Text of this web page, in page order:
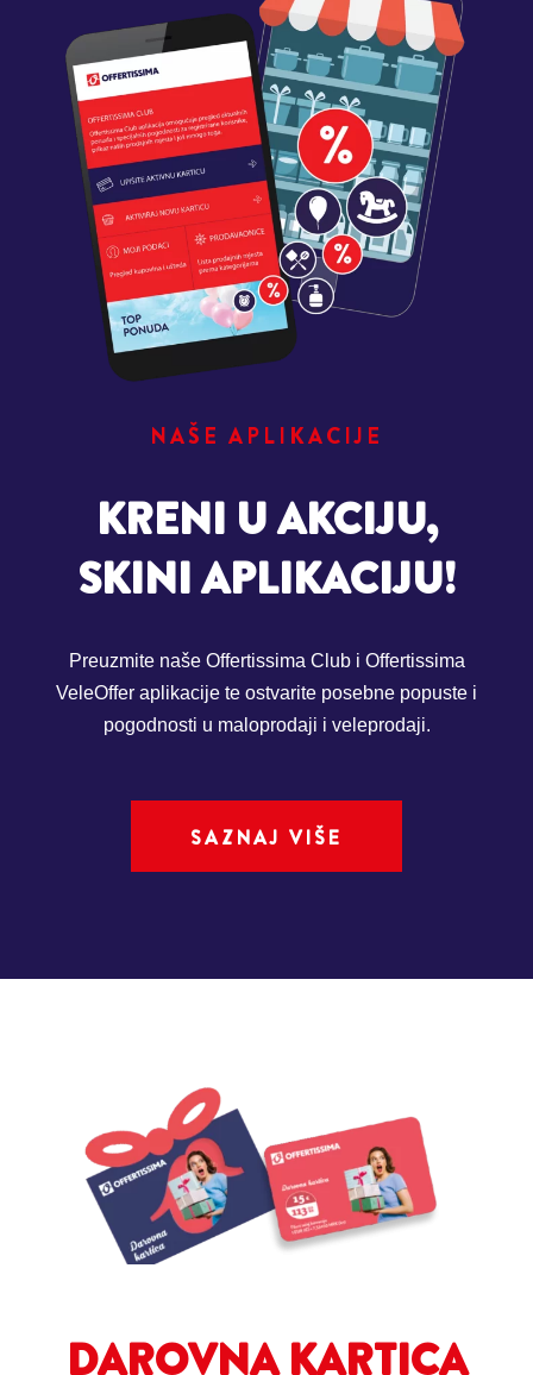
NAŠE APLIKACIJE
KRENI U AKCIJU,
SKINI APLIKACIJU!
Preuzmite naše Offertissima Club i Offertissima
VeleOffer aplikacije te ostvarite posebne popuste i
pogodnosti u maloprodaji i veleprodaji.
SAZNAJ VIŠE
DAROVNA KARTICA